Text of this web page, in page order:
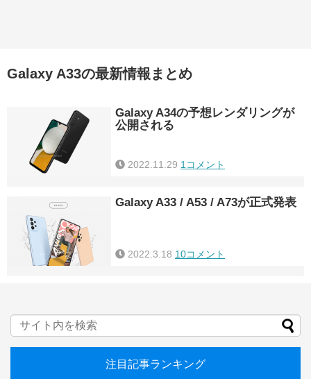
Galaxy A33の最新情報まとめ
Galaxy A34の予想レンダリングが
公開される
2022.11.29 1コメント
Galaxy A33 / A53 / A73が正式発表
2022.3.18 10コメント
注目記事ランキング